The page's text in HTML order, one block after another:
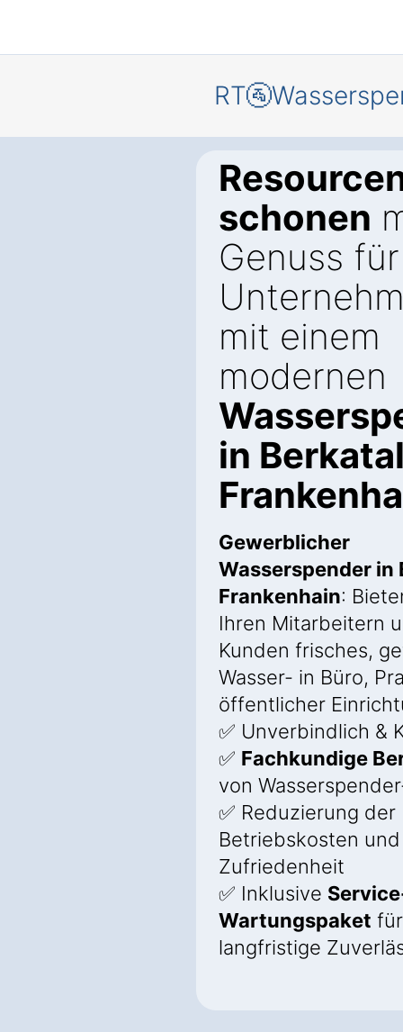
schonen
Genuss
mit einem
modernen
in
Gewerblicher
Wasserspender in
Frankenhain:
Ihren Mitarbeitern
Kunden frisches,
Wasser- in Büro,
öffentlicher
✅ Unverbindlich &
✅ Fachkundige
von
✅ Reduzierung der
Betriebskosten
Zufriedenheit
✅ Inklusive
Wartungspaket für
langfristige